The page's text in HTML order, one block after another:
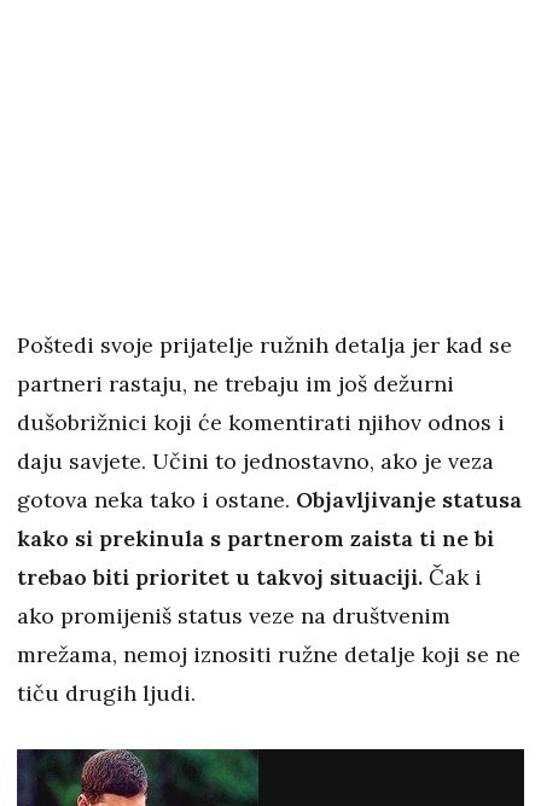
Poštedi svoje prijatelje ružnih detalja jer kad se
partneri rastaju, ne trebaju im još dežurni
dušobrižnici koji će komentirati njihov odnos i
daju savjete. Učini to jednostavno, ako je veza
gotova neka tako i ostane. Objavljivanje statusa
kako si prekinula s partnerom zaista ti ne bi
trebao biti prioritet u takvoj situaciji. Čak i
ako promijeniš status veze na društvenim
mrežama, nemoj iznositi ružne detalje koji se ne
tiču drugih ljudi.